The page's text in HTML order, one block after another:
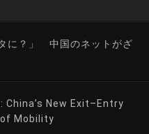
に？」 中国のネットがざ
New Exit–Entry
Mobility